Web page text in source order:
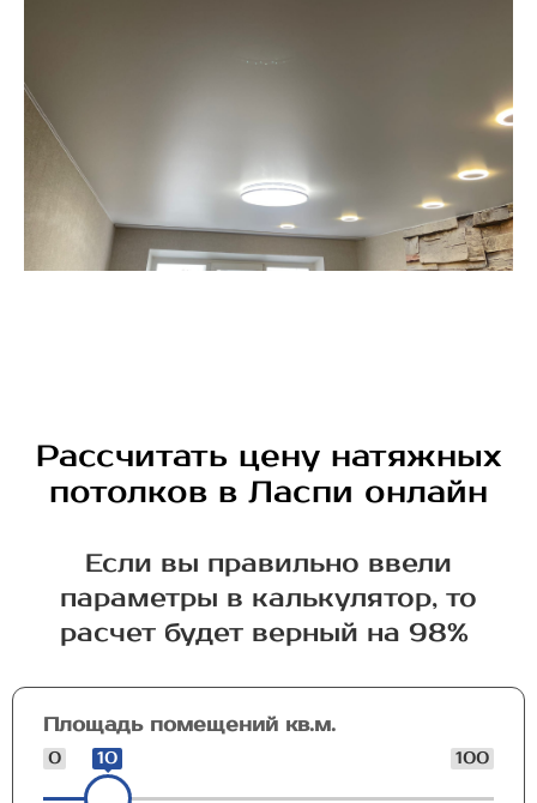
Рассчитать цену натяжных
потолков в Ласпи онлайн
Если вы правильно ввели
параметры в калькулятор, то
расчет будет верный на 98%
Площадь помещений кв.м.
0 100
10